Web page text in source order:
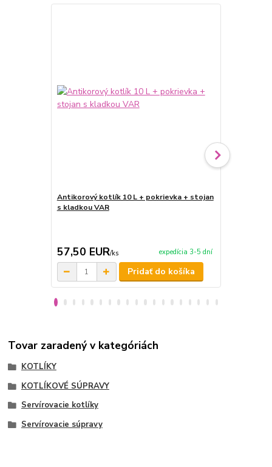
Antikorový kotlík 10 L + pokrievka + stojan
s kladkou VAR
57,50 EUR/ks expedícia 3-5 dní
Pridať do košíka
Tovar zaradený v kategóriách
KOTLÍKY
KOTLÍKOVÉ SÚPRAVY
Servírovacie kotlíky
Servírovacie súpravy